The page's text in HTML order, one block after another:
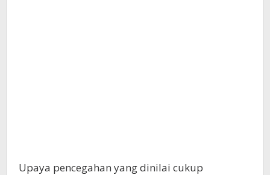
Upaya pencegahan yang dinilai cukup